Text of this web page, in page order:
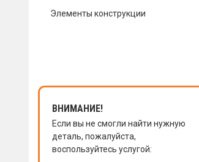
ЗАКАЗАТЬ
Элементы конструкции
ВНИМАНИЕ!
Если вы не смогли найти нужную
деталь, пожалуйста,
воспользуйтесь услугой: